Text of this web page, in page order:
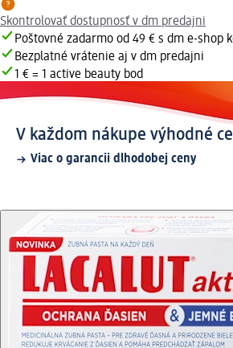
Skontrolovať dostupnosť v dm predajni
Poštovné zadarmo od 49 € s dm e-shop
Bezplatné vrátenie aj v dm predajni
1 € = 1 active beauty bod
V každom nákupe výhodné
Viac o garancii dlhodobej ceny